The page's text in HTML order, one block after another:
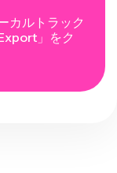
カルトラック
」をク